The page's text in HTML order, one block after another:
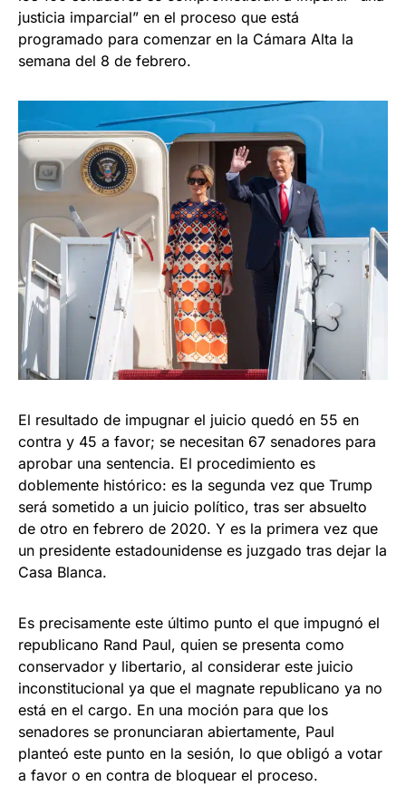
justicia imparcial” en el proceso que está
programado para comenzar en la Cámara Alta la
semana del 8 de febrero.
El resultado de impugnar el juicio quedó en 55 en
contra y 45 a favor; se necesitan 67 senadores para
aprobar una sentencia. El procedimiento es
doblemente histórico: es la segunda vez que Trump
será sometido a un juicio político, tras ser absuelto
de otro en febrero de 2020. Y es la primera vez que
un presidente estadounidense es juzgado tras dejar la
Casa Blanca.
Es precisamente este último punto el que impugnó el
republicano Rand Paul, quien se presenta como
conservador y libertario, al considerar este juicio
inconstitucional ya que el magnate republicano ya no
está en el cargo. En una moción para que los
senadores se pronunciaran abiertamente, Paul
planteó este punto en la sesión, lo que obligó a votar
a favor o en contra de bloquear el proceso.